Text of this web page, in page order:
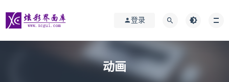
登录
动画